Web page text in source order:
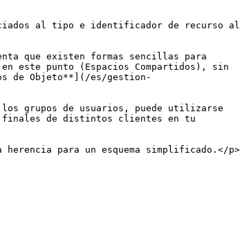
al tipo e identificador de recurso al
que existen formas sencillas para
este punto (Espacios Compartidos), sin
de Objeto**](/es/gestion-
grupos de usuarios, puede utilizarse
finales de distintos clientes en tu
para un esquema simplificado.</p>